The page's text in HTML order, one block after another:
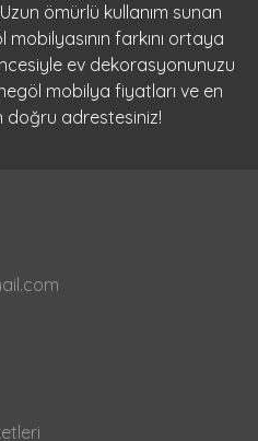
ömürlü kullanım sunan
farkını ortaya
ev dekorasyonunuzu
mobilya fiyatları ve en
doğru adrestesiniz!